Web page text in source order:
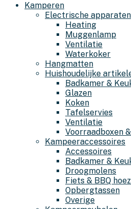
Kamperen
Electrische apparaten
Heating
Muggenlamp
Ventilatie
Waterkoker
Hangmatten
Huishoudelijke
Badkamer &
Glazen
Koken
Tafelservies
Ventilatie
Voorraadboxen
Kampeeraccessoires
Accessoires
Badkamer &
Droogmolens
Fiets & BBQ
Opbergtassen
Overige